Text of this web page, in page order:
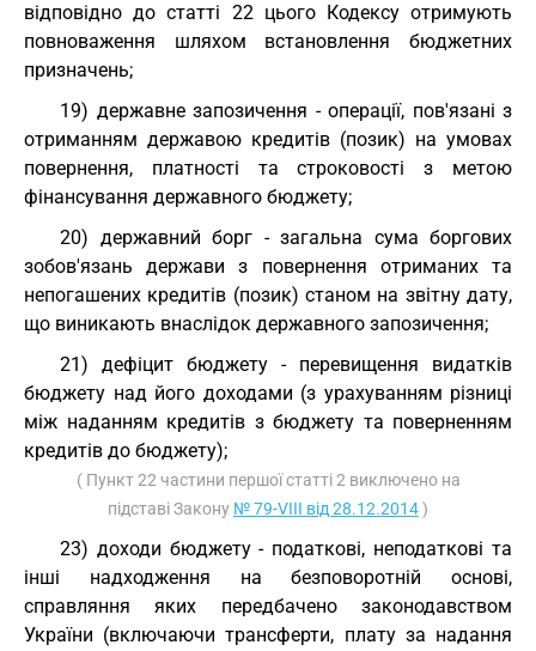
відповідно до статті 22 цього Кодексу отримують
повноваження шляхом встановлення бюджетних
призначень;
19) державне запозичення - операції, пов'язані з
отриманням державою кредитів (позик) на умовах
повернення, платності та строковості з метою
фінансування державного бюджету;
20) державний борг - загальна сума боргових
зобов'язань держави з повернення отриманих та
непогашених кредитів (позик) станом на звітну дату,
що виникають внаслідок державного запозичення;
21) дефіцит бюджету - перевищення видатків
бюджету над його доходами (з урахуванням різниці
між наданням кредитів з бюджету та поверненням
кредитів до бюджету);
( Пункт 22 частини першої статті 2 виключено на
підставі Закону № 79-VIII від 28.12.2014)
23) доходи бюджету - податкові, неподаткові та
інші надходження на безповоротній основі,
справляння яких передбачено законодавством
України (включаючи трансферти, плату за надання